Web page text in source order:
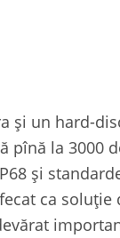
și un hard-
pînă la 3000
și
ca soluție